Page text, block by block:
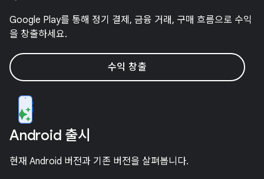
Google Play를 통해 정기 결제, 금융 거래, 구매 흐름으로 수익
을 창출하세요.
수익 창출
Android 출시
현재 Android 버전과 기존 버전을 살펴봅니다.